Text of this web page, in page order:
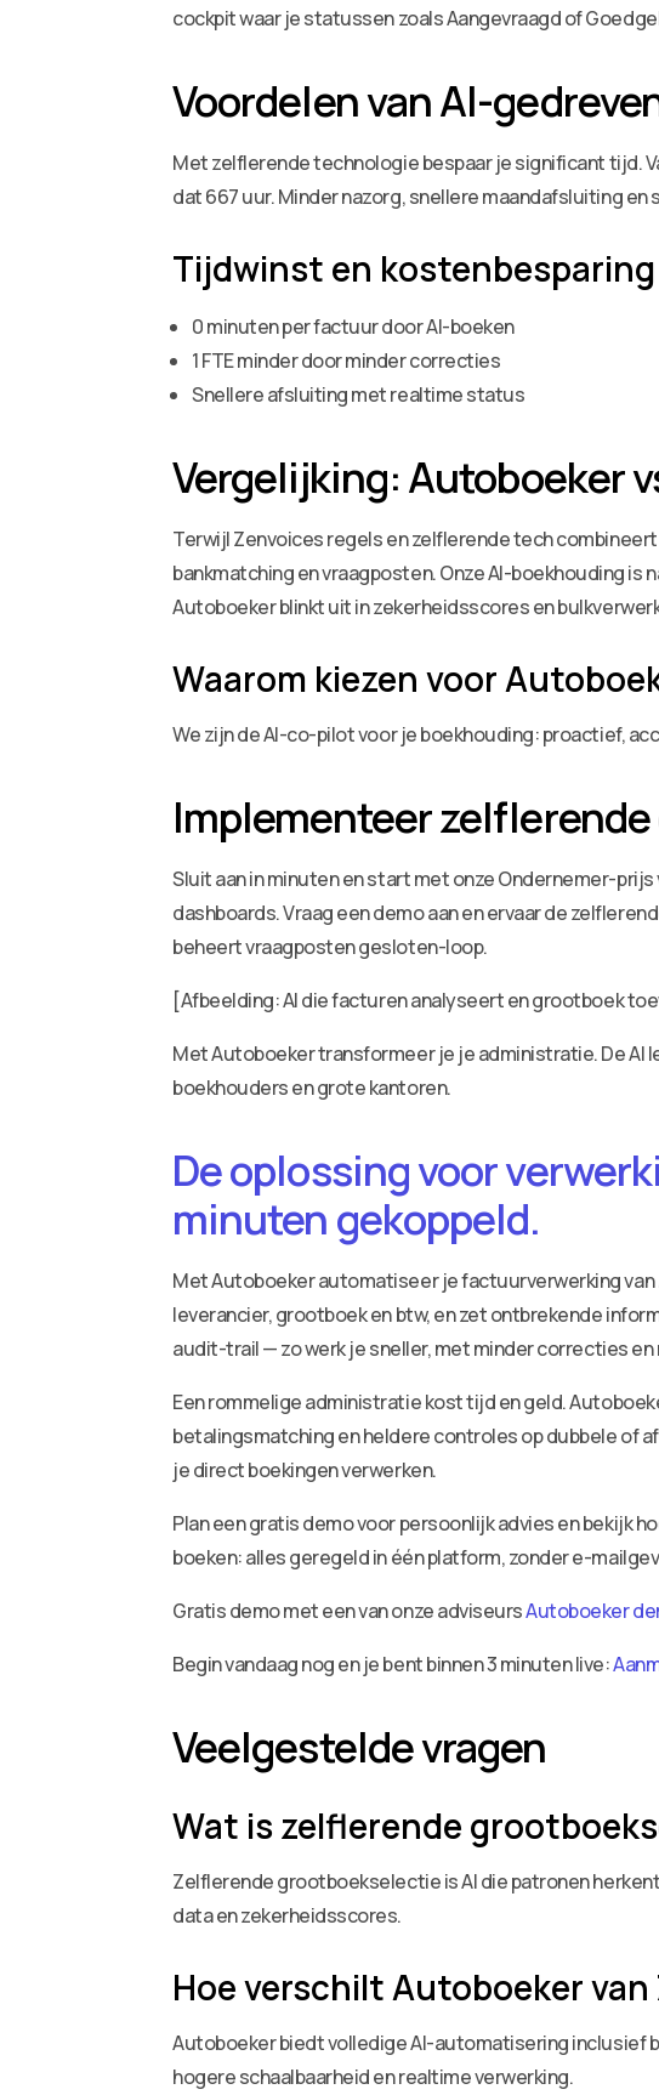
cockpit waar je statussen zoals Aangevraagd of
Voordelen van AI-
Met zelflerende technologie bespaar je significant tijd.
dat 667 uur. Minder nazorg, snellere maandafsluiting
Tijdwinst en kostenbesparing
0 minuten per factuur door AI-boeken
1 FTE minder door minder correcties
Snellere afsluiting met realtime status
Vergelijking: Autoboeker
Terwijl Zenvoices regels en zelflerende tech
bankmatching en vraagposten. Onze AI-boekhouding
Autoboeker blinkt uit in zekerheidsscores en
Waarom kiezen voor
We zijn de AI-co-pilot voor je boekhouding: proactief,
Implementeer
Sluit aan in minuten en start met onze Ondernemer-
dashboards. Vraag een demo aan en ervaar de
beheert vraagposten gesloten-loop.
[Afbeelding: AI die facturen analyseert en grootboek
Met Autoboeker transformeer je je administratie. De
boekhouders en grote kantoren.
De oplossing voor
minuten gekoppeld.
Met Autoboeker automatiseer je factuurverwerking van
leverancier, grootboek en btw, en zet ontbrekende
audit-trail — zo werk je sneller, met minder correcties en
Een rommelige administratie kost tijd en geld.
betalingsmatching en heldere controles op dubbele of
je direct boekingen verwerken.
Plan een gratis demo voor persoonlijk advies en bekijk
boeken: alles geregeld in één platform, zonder e-
Gratis demo met een van onze adviseursAutoboeker
Begin vandaag nog en je bent binnen 3 minuten live:
Veelgestelde vragen
Wat is zelflerende
Zelflerende grootboekselectie is AI die patronen
data en zekerheidsscores.
Hoe verschilt Autoboeker van
Autoboeker biedt volledige AI-automatisering inclusief
hogere schaalbaarheid en realtime verwerking.